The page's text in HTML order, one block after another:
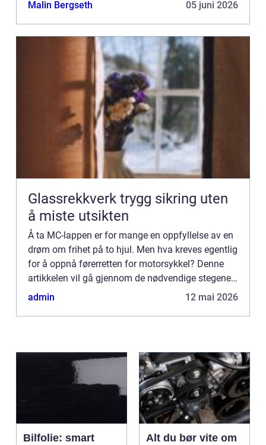
Malin Bergseth 05 juni 2026
Glassrekkverk trygg sikring uten
å miste utsikten
Å ta MC-lappen er for mange en oppfyllelse av en
drøm om frihet på to hjul. Men hva kreves egentlig
for å oppnå førerretten for motorsykkel? Denne
artikkelen vil gå gjennom de nødvendige stegene,
kra...
admin 12 mai 2026
Bilfolie: smart
Alt du bør vite om